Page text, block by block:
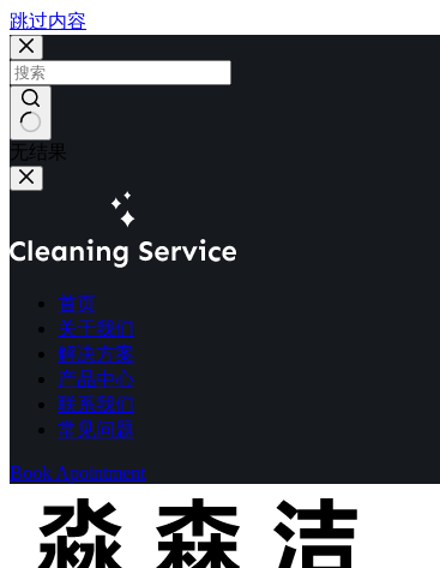
跳过内容
无结果
首页
关于我们
解决方案
产品中心
联系我们
常见问题
Book Apointment